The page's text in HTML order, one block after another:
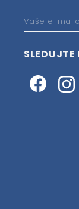
SLEDUJTE